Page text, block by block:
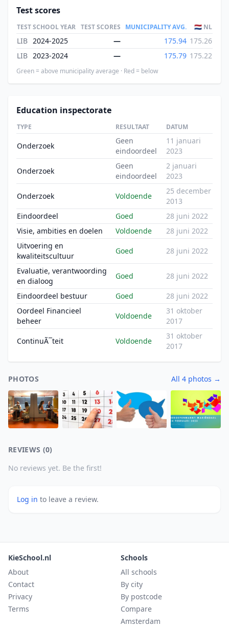
Test scores
TESTSCHOOL YEAR TEST SCORES MUNICIPALITY AVG. 🇳🇱 NL
LIB 2024-2025 — 175.94 175.26
LIB 2023-2024 — 175.79 175.22
Green = above municipality average · Red = below
Education inspectorate
TYPE RESULTAAT DATUM
Onderzoek
Geen
eindoordeel
11 januari
2023
Onderzoek
Geen
eindoordeel
2 januari
2023
Onderzoek Voldoende
25 december
2013
Eindoordeel
Goed
28 juni 2022
Visie, ambities en doelen
Voldoende
28 juni 2022
Uitvoering en
kwaliteitscultuur
Goed 28 juni 2022
Evaluatie, verantwoording
en dialoog
Goed 28 juni 2022
Eindoordeel bestuur Goed
28 juni 2022
Oordeel Financieel
beheer
Voldoende
31 oktober
2017
ContinuÃ¯teit Voldoende
31 oktober
2017
PHOTOS All 4 photos →
REVIEWS (0)
No reviews yet. Be the first!
Log in to leave a review.
KieSchool.nl
About
Contact
Privacy
Terms
Schools
All schools
By city
By postcode
Compare
Amsterdam